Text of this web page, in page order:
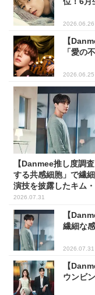
2026.06.26
【
「愛の
2026.06.25
【Danmee推し度調
する共感細胞」で繊
演技を披露したキム
2026.07.31
【
繊細な
2026.07.31
【
ウンビ